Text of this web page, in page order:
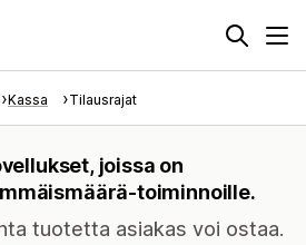
Kassa Tilausrajat
joissa on
toiminnoille.
tuotetta asiakas voi ostaa.